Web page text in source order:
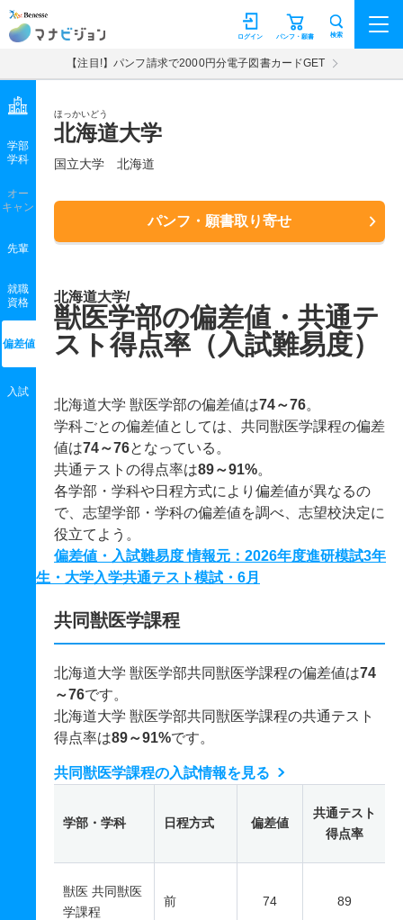
マナビジョン パンフ・願書
ログイン 検索
【注目!】パンフ請求で2000円分電子図書カードGET
ほっかいどう
北海道大学
国立大学 北海道
パンフ・願書取り寄せ
学部
学科
オー
キャン
先輩
就職
資格
偏差値
入試
北海道大学/
獣医学部の偏差値・共通テ
スト得点率（入試難易度）
北海道大学 獣医学部の偏差値は74～76。
学科ごとの偏差値としては、共同獣医学課程の偏差
値は74～76となっている。
共通テストの得点率は89～91%。
各学部・学科や日程方式により偏差値が異なるの
で、志望学部・学科の偏差値を調べ、志望校決定に
役立てよう。
偏差値・入試難易度 情報元：2026年度進研模試3年
生・大学入学共通テスト模試・6月
共同獣医学課程
北海道大学 獣医学部共同獣医学課程の偏差値は74
～76です。
北海道大学 獣医学部共同獣医学課程の共通テスト
得点率は89～91%です。
共同獣医学課程の入試情報を見る
学部・学科 日程方式 偏差値
共通テスト
得点率
獣医 共同獣医
学課程
前 74 89